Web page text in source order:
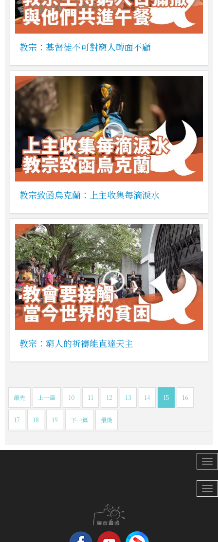
教宗：基督徒不可對窮人轉面不顧
教宗致函烏克蘭：上主收集每滴淚水
教宗：窮人的祈禱能直達天主
最先 上一篇 10 11 12 13 14 15 16
17 18 19 下一篇 最後